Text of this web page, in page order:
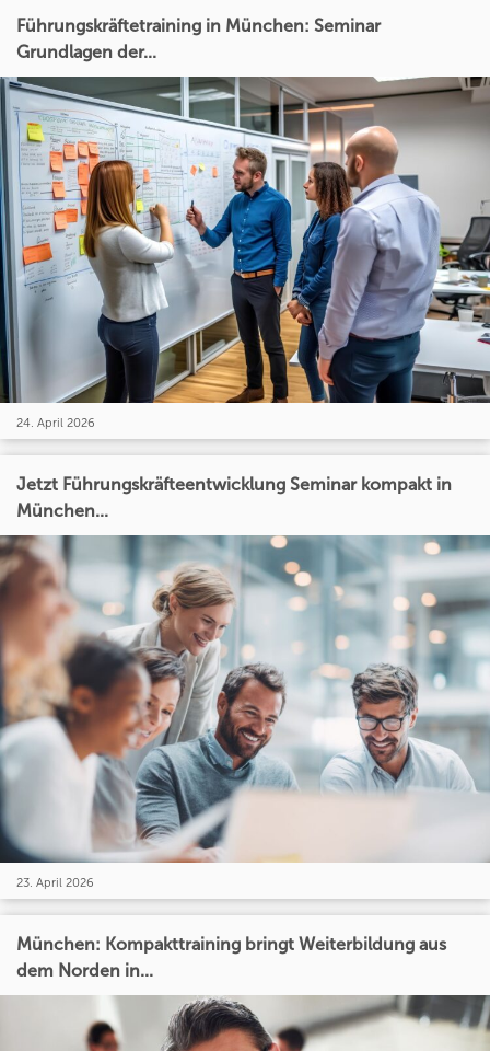
Führungskräftetraining in München: Seminar
Grundlagen der...
24. April 2026
Jetzt Führungskräfteentwicklung Seminar kompakt in
München...
23. April 2026
München: Kompakttraining bringt Weiterbildung aus
dem Norden in...